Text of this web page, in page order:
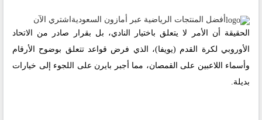
أفضل المنتجات الرياضية عبر أمازون السعودية اشتري الآن
الحقيقة أن الأمر لا يتعلق باختيار النادي، بل بقرار صادر من الاتحاد
الأوروبي لكرة القدم (يويفا)، الذي فرض قواعد تتعلق بوضوح الأرقام
وأسماء اللاعبين على القمصان، مما أجبر بايرن على اللجوء إلى خيارات
بديلة.